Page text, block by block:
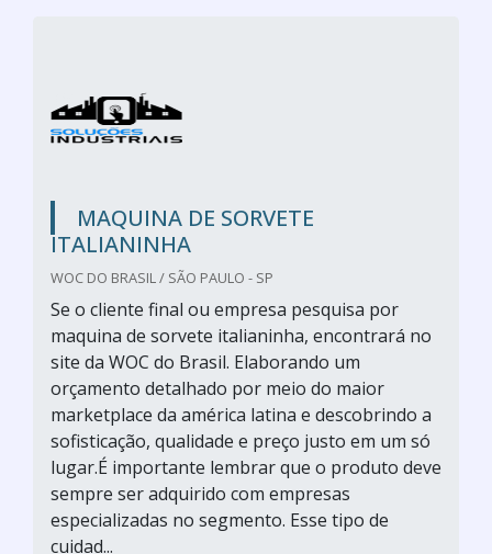
MAQUINA DE SORVETE
ITALIANINHA
WOC DO BRASIL / SÃO PAULO - SP
Se o cliente final ou empresa pesquisa por
maquina de sorvete italianinha, encontrará no
site da WOC do Brasil. Elaborando um
orçamento detalhado por meio do maior
marketplace da américa latina e descobrindo a
sofisticação, qualidade e preço justo em um só
lugar.É importante lembrar que o produto deve
sempre ser adquirido com empresas
especializadas no segmento. Esse tipo de
cuidad...